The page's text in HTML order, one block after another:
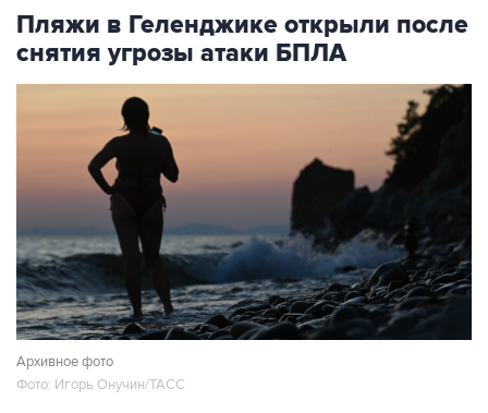
Пляжи в Геленджике открыли после
снятия угрозы атаки БПЛА
Архивное фото
Фото: Игорь Онучин/ТАСС